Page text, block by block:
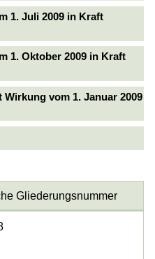
1. Juli 2009 in Kraft
1. Oktober 2009 in Kraft
vom 1. Januar 2009
Gliederungsnummer